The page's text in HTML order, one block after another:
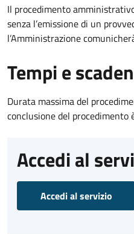
Il procedimento
senza l’emissione di un
l’Amministrazione
Tempi e
Durata massima del
conclusione del procedimento
Accedi al
Accedi al servizio